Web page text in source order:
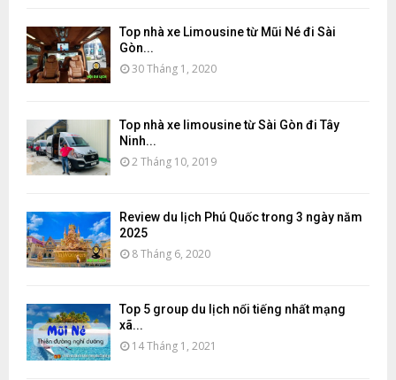
Top nhà xe Limousine từ Mũi Né đi Sài
Gòn...
30 Tháng 1, 2020
Top nhà xe limousine từ Sài Gòn đi Tây
Ninh...
2 Tháng 10, 2019
Review du lịch Phú Quốc trong 3 ngày năm
2025
8 Tháng 6, 2020
Top 5 group du lịch nổi tiếng nhất mạng
xã...
14 Tháng 1, 2021